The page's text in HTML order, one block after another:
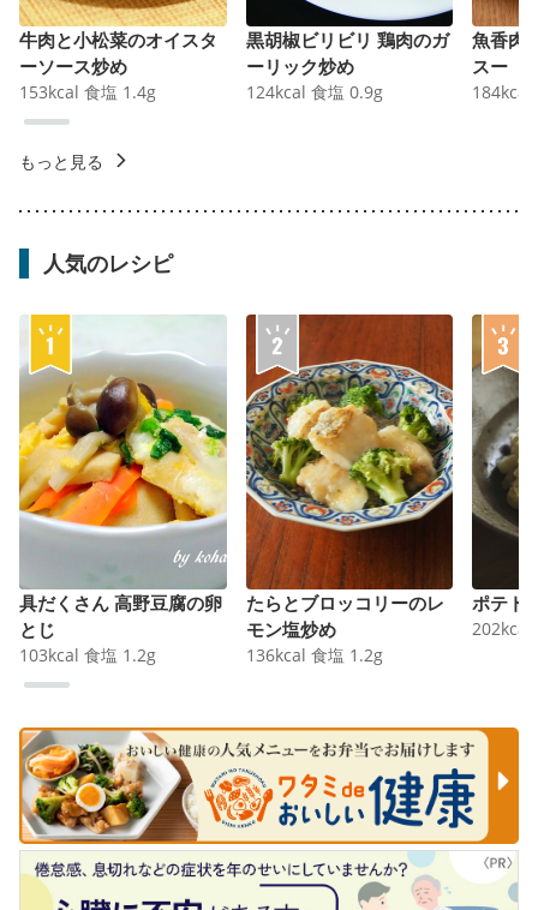
牛肉と小松菜のオイスタ
ーソース炒め
153kcal 食塩 1.4g
黒胡椒ビリビリ 鶏肉のガ
ーリック炒め
124kcal 食塩 0.9g
魚香肉
スー
184kcal
もっと見る
人気のレシピ
具だくさん 高野豆腐の卵
とじ
103kcal 食塩 1.2g
たらとブロッコリーのレ
モン塩炒め
136kcal 食塩 1.2g
ポテト
202kcal